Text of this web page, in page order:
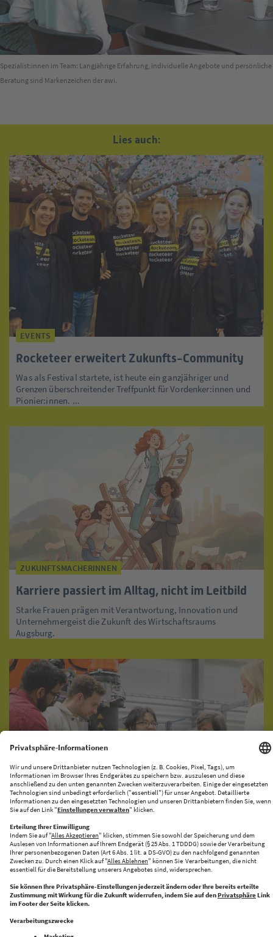
Spezialist:innen im Team: Langjährige Erfahrung, individuelle Angebote und persönliche
Beratung sind Markenzeichen der awi.
Lies auch:
EVENTS
Rocketeer erweitert Zukunfts-Community
Was als Festival startete, ist heute ein ganzjähriger und
Grenzen überschreitender Treffpunkt für Vordenker:innen und
Pionier:innen. ...
ZUKUNFTSMACHERINNEN
Karriere passiert im Alltag, nicht im Leitbild
Starke Frauen prägen mit Verantwortung, Innovation und
Unternehmergeist die Zukunft des Wirtschaftsraums
Augsburg.
KI-PRODUKATIONSNETZWERK
CENTRE FOR FUTURE PRODUCTION
Halle 43 bringt Innovation und Industrie zusammen